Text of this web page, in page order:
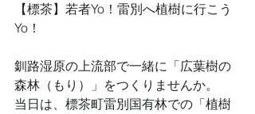
【標茶】若者Yo！雷別へ植樹に行こう
Yo！
釧路湿原の上流部で一緒に「広葉樹の
森林（もり）」をつくりませんか。
当日は、標茶町雷別国有林での「植樹